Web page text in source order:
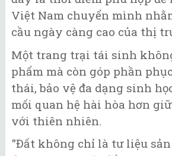
Việt Nam chuyển mình
cầu ngày càng cao của thị
Một trang trại tái sinh
phẩm mà còn góp phần
thái, bảo vệ đa dạng sinh
mối quan hệ hài hòa hơn
với thiên nhiên.
"Đất không chỉ là tư liệu